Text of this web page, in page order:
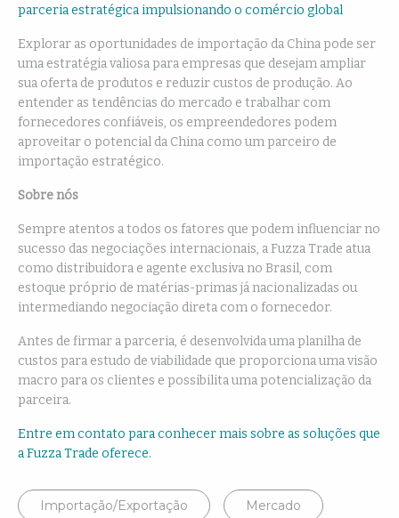
parceria estratégica impulsionando o comércio global
Explorar as oportunidades de importação da China pode ser
uma estratégia valiosa para empresas que desejam ampliar
sua oferta de produtos e reduzir custos de produção. Ao
entender as tendências do mercado e trabalhar com
fornecedores confiáveis, os empreendedores podem
aproveitar o potencial da China como um parceiro de
importação estratégico.
Sobre nós
Sempre atentos a todos os fatores que podem influenciar no
sucesso das negociações internacionais, a Fuzza Trade atua
como distribuidora e agente exclusiva no Brasil, com
estoque próprio de matérias-primas já nacionalizadas ou
intermediando negociação direta com o fornecedor.
Antes de firmar a parceria, é desenvolvida uma planilha de
custos para estudo de viabilidade que proporciona uma visão
macro para os clientes e possibilita uma potencialização da
parceira.
Entre em contato para conhecer mais sobre as soluções que
a Fuzza Trade oferece.
Importação/Exportação Mercado